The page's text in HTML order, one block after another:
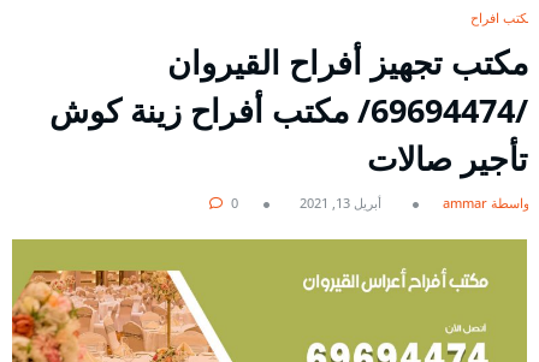
مكتب افراح
مكتب تجهيز أفراح القيروان
/69694474/ مكتب أفراح زينة كوش
تأجير صالات
بواسطة ammar أبريل 13, 2021 0